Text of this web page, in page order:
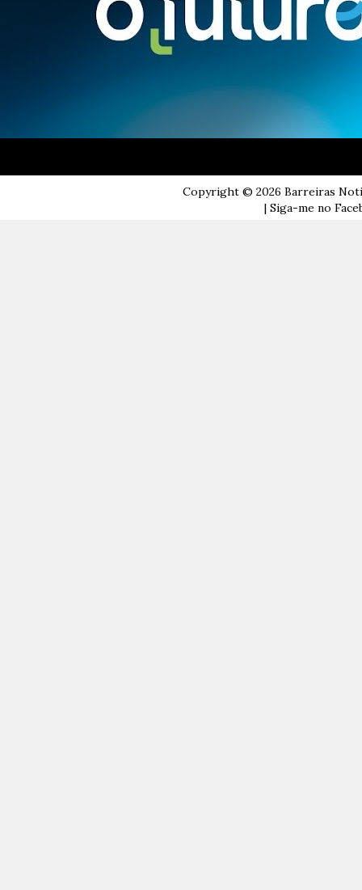
Copyright © 2026 Barreiras
| Siga-me no